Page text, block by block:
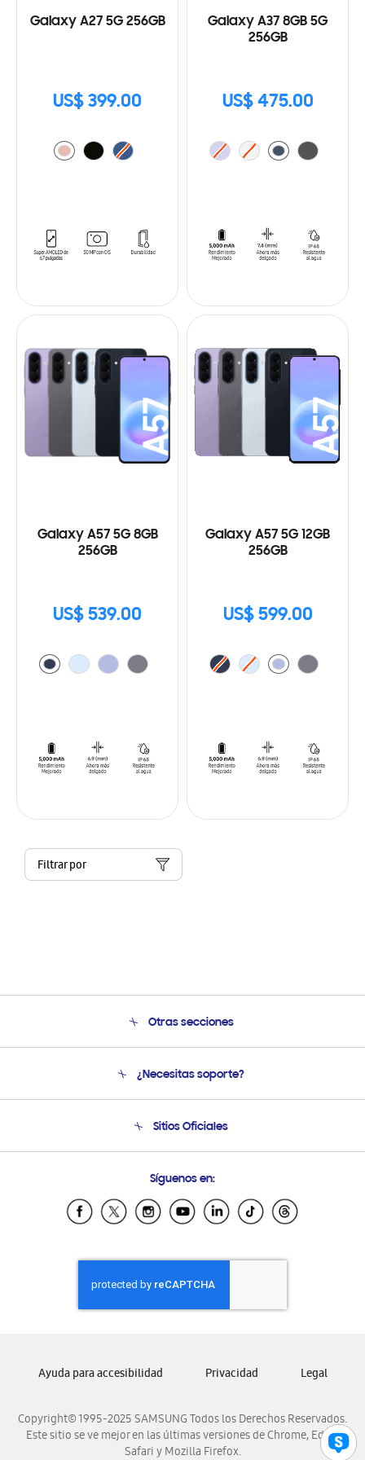
Galaxy A27 5G 256GB
US$ 399.00
Galaxy A37 8GB 5G
256GB
US$ 475.00
Galaxy A57 5G 8GB
256GB
US$ 539.00
Galaxy A57 5G 12GB
256GB
US$ 599.00
Filtrar por
Otras secciones
Soporte
Condiciones de Compra
¿Necesitas soporte?
Soporte vía eMail
Sitios Oficiales
Samsung Ecuador
Samsung El Salvador
Samsung Honduras
Samsung Nicaragua
Samsung Panamá
Samsung Venezuela
Síguenos en:
Copyright© 1995-2025 SAMSUNG Todos los Derechos Reservados.
Este sitio se ve mejor en las últimas versiones de Chrome, Edge,
Safari y Mozilla Firefox.
Ayuda para accesibilidad Privacidad Legal